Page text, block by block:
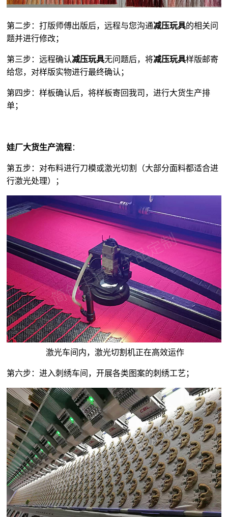
第二步：打版师傅出版后，远程与您沟通减压玩具的相关问
题并进行修改；
第三步：远程确认减压玩具无问题后，将减压玩具样版邮寄
给您，对样版实物进行最终确认；
第四步：样板确认后，将样板寄回我司，进行大货生产排
单；
娃厂大货生产流程：
第五步：对布料进行刀模或激光切割（大部分面料都适合进
行激光处理）；
激光车间内，激光切割机正在高效运作
第六步：进入刺绣车间，开展各类图案的刺绣工艺；